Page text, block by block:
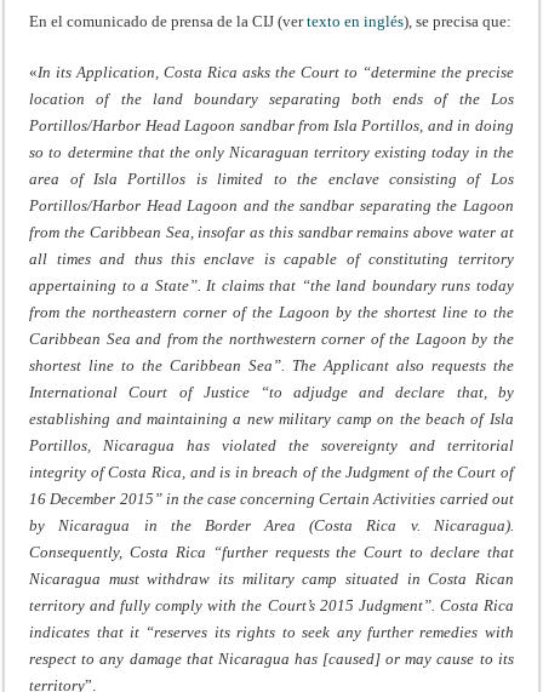
En el comunicado de prensa de la CIJ (vertexto en inglés), se precisa que:
«In its Application, Costa Rica asks the Court to “determine the precise
location of the land boundary separating both ends of the Los
Portillos/Harbor Head Lagoon sandbar from Isla Portillos, and in doing
so to determine that the only Nicaraguan territory existing today in the
area of Isla Portillos is limited to the enclave consisting of Los
Portillos/Harbor Head Lagoon and the sandbar separating the Lagoon
from the Caribbean Sea, insofar as this sandbar remains above water at
all times and thus this enclave is capable of constituting territory
appertaining to a State”. It claims that “the land boundary runs today
from the northeastern corner of the Lagoon by the shortest line to the
Caribbean Sea and from the northwestern corner of the Lagoon by the
shortest line to the Caribbean Sea”. The Applicant also requests the
International Court of Justice “to adjudge and declare that, by
establishing and maintaining a new military camp on the beach of Isla
Portillos, Nicaragua has violated the sovereignty and territorial
integrity of Costa Rica, and is in breach of the Judgment of the Court of
16 December 2015” in the case concerning Certain Activities carried out
by Nicaragua in the Border Area (Costa Rica v. Nicaragua).
Consequently, Costa Rica “further requests the Court to declare that
Nicaragua must withdraw its military camp situated in Costa Rican
territory and fully comply with the Court’s 2015 Judgment”. Costa Rica
indicates that it “reserves its rights to seek any further remedies with
respect to any damage that Nicaragua has [caused] or may cause to its
territory”.